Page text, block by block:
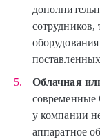
Облачная
современные
у компании
аппаратное